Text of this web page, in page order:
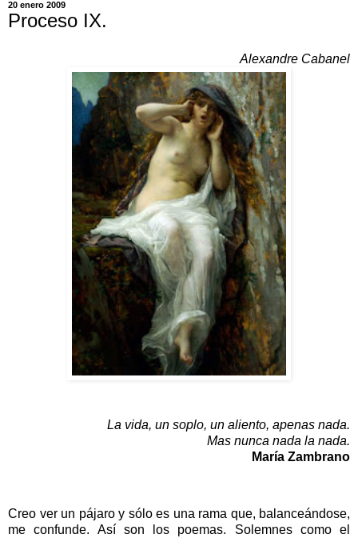
20 enero 2009
Proceso IX.
Alexandre Cabanel
La vida, un soplo, un aliento, apenas nada.
Mas nunca nada la nada.
María Zambrano
Creo ver un pájaro y sólo es una rama que, balanceándose,
me confunde. Así son los poemas. Solemnes como el